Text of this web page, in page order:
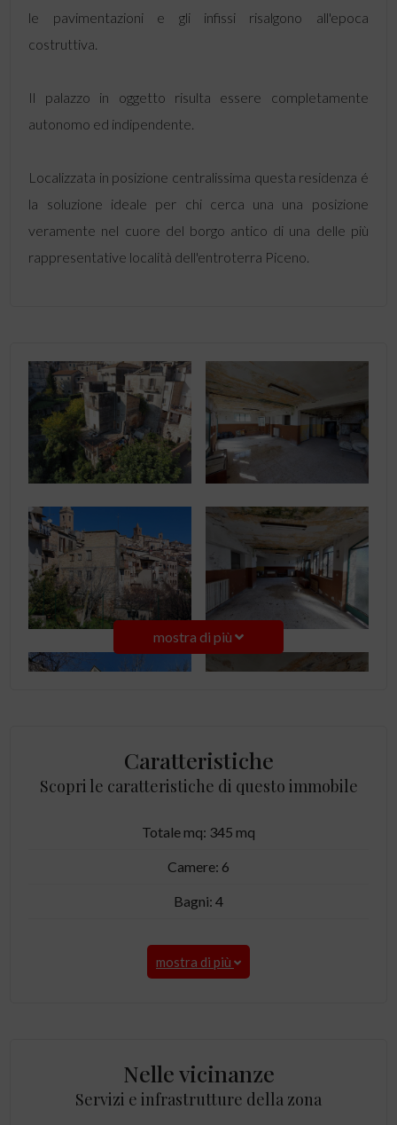
le pavimentazioni e gli infissi risalgono all'epoca
costruttiva.
Il palazzo in oggetto risulta essere completamente
autonomo ed indipendente.
Localizzata in posizione centralissima questa residenza é
la soluzione ideale per chi cerca una una posizione
veramente nel cuore del borgo antico di una delle più
rappresentative località dell'entroterra Piceno.
mostra di più
Caratteristiche
Scopri le caratteristiche di questo immobile
Totale mq: 345 mq
Camere: 6
Bagni: 4
mostra di più
Nelle vicinanze
Servizi e infrastrutture della zona